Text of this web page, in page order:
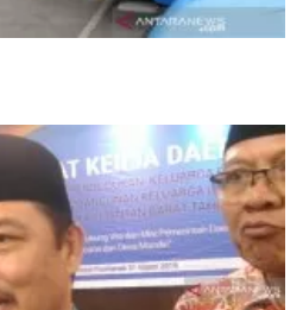
disambut antusias